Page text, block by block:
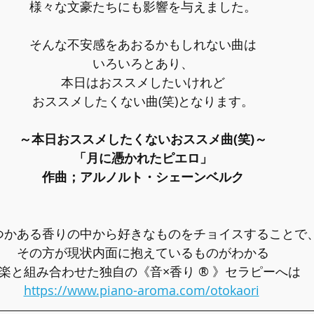
様々な文豪たちにも影響を与えました。
そんな不安感をあおるかもしれない曲は
いろいろとあり、
本日はおススメしたいけれど
おススメしたくない曲(笑)となります。
～本日おススメしたくないおススメ曲(笑)～
「月に憑かれたピエロ」
作曲；アルノルト・シェーンベルク
かある香りの中から好きなものをチョイスすることで
その方が現状内面に抱えているものがわかる
と組み合わせた独自の《音×香り ® 》セラピーへは
https://www.piano-aroma.com/otokaori